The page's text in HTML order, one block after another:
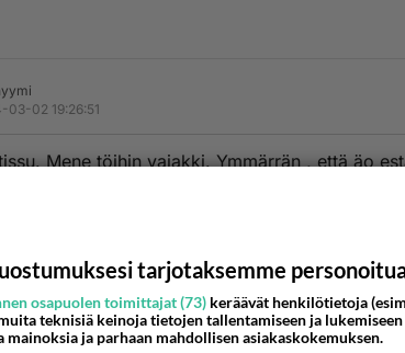
03-02 19:26:51
Mene töihin vajakki. Ymmärrän , että äo
03-02 19:44:37
tarjotaksemme
osapuolen toimittajat (73) keräävät henkilötietoja
teknisiä keinoja tietojen tallentamiseen ja
ja parhaan mahdollisen asiakaskokemuksen.